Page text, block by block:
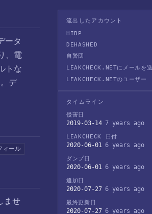
ータ
、電
トな
デ
ィール
ませ
流出したアカウント
HIBP
DEHASHED
自警団
LEAKCHECK.NETにメールを
LEAKCHECK.NETのユーザー
タイムライン
侵害日
2019-03-14 7 years ago
LEAKCHECK 日付
2020-06-01 6 years ago
ダンプ日
2020-06-01 6 years ago
追加日
2020-07-27 6 years ago
最終更新日
2020-07-27 6 years ago